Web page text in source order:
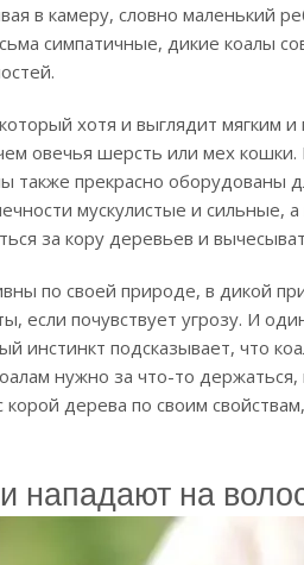
в камеру, словно маленький
симпатичные, дикие коалы
хотя и выглядит мягким
овечья шерсть или мех
также прекрасно оборудованы
мускулистые и сильные,
за кору деревьев и
по своей природе, в дикой
если почувствует угрозу. И
инстинкт подсказывает, что
нужно за что-то
дерева по своим
нападают на